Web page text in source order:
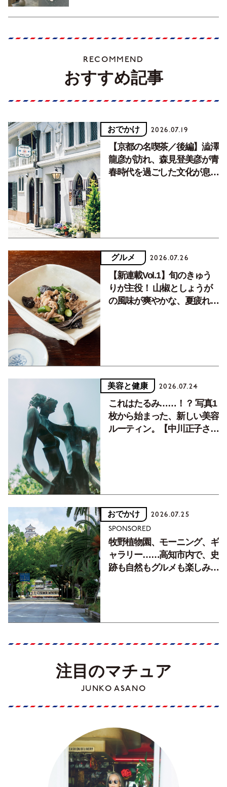
RECOMMEND
おすすめ記事
おでかけ 2026.07.19
【京都の名喫茶／後編】澁澤
龍彦が訪れ、森見登美彦が青
春時代を過ごした文化が息づ
グルメ 2026.07.26
【新連載Vol.1】旬のきゅう
りが主役！ 山椒としょうが
の風味が爽やかな、夏疲れを
美容と健康 2026.07.24
これはたるみ……！？ 写真1
枚から始まった、新しい美容
ルーティン。【中川正子さん
おでかけ 2026.07.25
SPONSORED
牧野植物園、モーニング、ギ
ャラリー……高知市内で、史
跡も自然もグルメも楽しみ尽
注目のマチュア
JUNKO ASANO